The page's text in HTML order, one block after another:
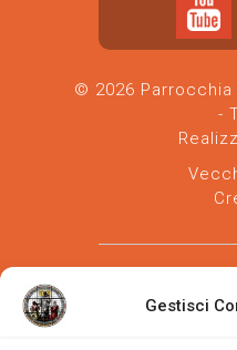
Gestisci
© 2026 Parrocchia
-